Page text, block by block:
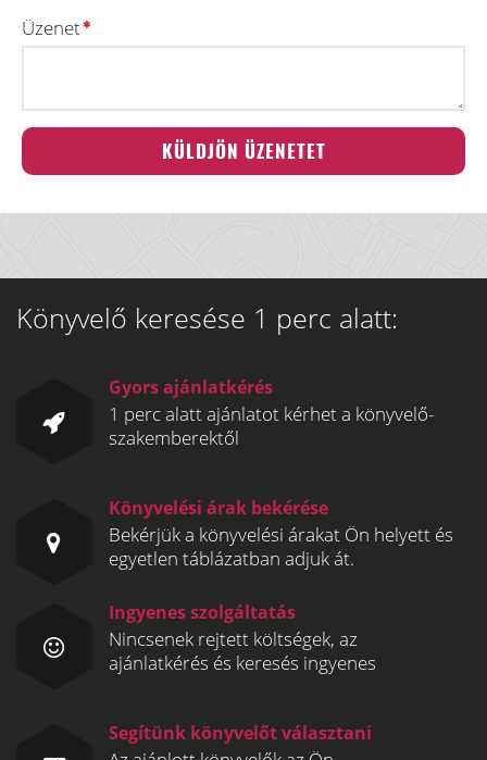
Üzenet
Könyvelő keresése 1 perc alatt:
Gyors ajánlatkérés
1 perc alatt ajánlatot kérhet a könyvelő-
szakemberektől
Könyvelési árak bekérése
Bekérjük a könyvelési árakat Ön helyett és
egyetlen táblázatban adjuk át.
Ingyenes szolgáltatás
Nincsenek rejtett költségek, az
ajánlatkérés és keresés ingyenes
Segítünk könyvelőt választani